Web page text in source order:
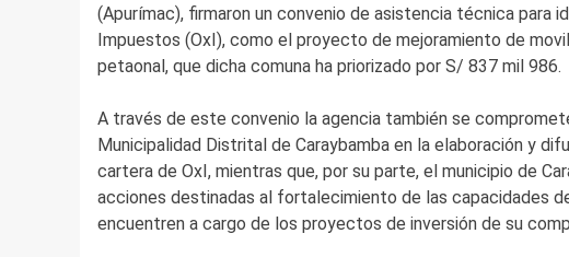
(Apurímac), firmaron un convenio de asistencia técnica para
Impuestos (OxI), como el proyecto de mejoramiento de
petaonal, que dicha comuna ha priorizado por S/ 837 mil 986.
A través de este convenio la agencia también se
Municipalidad Distrital de Caraybamba en la elaboración y
cartera de OxI, mientras que, por su parte, el municipio de
acciones destinadas al fortalecimiento de las capacidades
encuentren a cargo de los proyectos de inversión de su